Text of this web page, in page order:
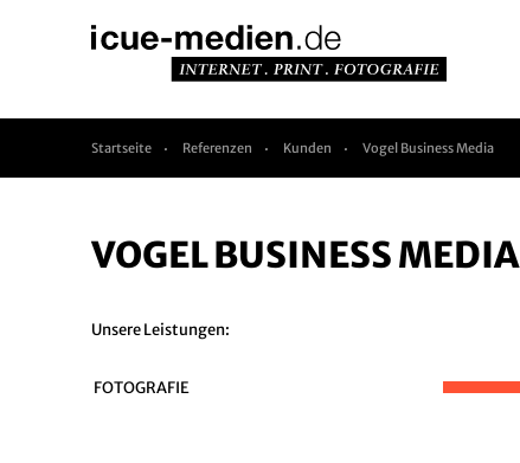
Startseite Referenzen Kunden Vogel Business Media
VOGEL BUSINESS MEDIA
Unsere Leistungen:
FOTOGRAFIE